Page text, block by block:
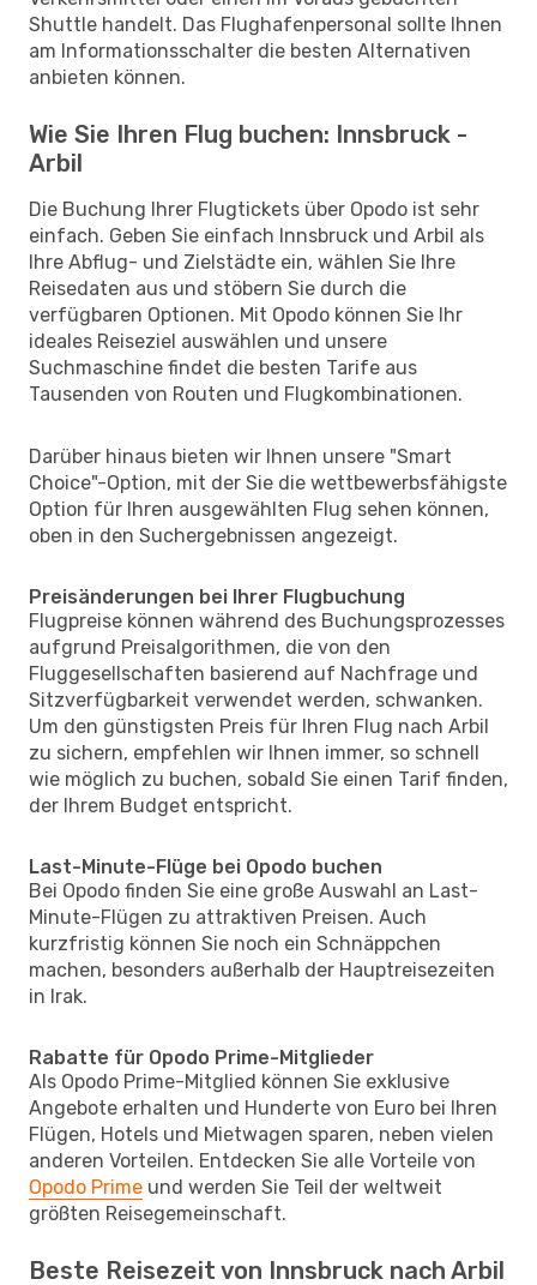
Shuttle handelt. Das Flughafenpersonal sollte Ihnen
am Informationsschalter die besten Alternativen
anbieten können.
Wie Sie Ihren Flug buchen: Innsbruck -
Arbil
Die Buchung Ihrer Flugtickets über Opodo ist sehr
einfach. Geben Sie einfach Innsbruck und Arbil als
Ihre Abflug- und Zielstädte ein, wählen Sie Ihre
Reisedaten aus und stöbern Sie durch die
verfügbaren Optionen. Mit Opodo können Sie Ihr
ideales Reiseziel auswählen und unsere
Suchmaschine findet die besten Tarife aus
Tausenden von Routen und Flugkombinationen.
Darüber hinaus bieten wir Ihnen unsere "Smart
Choice"-Option, mit der Sie die wettbewerbsfähigste
Option für Ihren ausgewählten Flug sehen können,
oben in den Suchergebnissen angezeigt.
Preisänderungen bei Ihrer Flugbuchung
Flugpreise können während des Buchungsprozesses
aufgrund Preisalgorithmen, die von den
Fluggesellschaften basierend auf Nachfrage und
Sitzverfügbarkeit verwendet werden, schwanken.
Um den günstigsten Preis für Ihren Flug nach Arbil
zu sichern, empfehlen wir Ihnen immer, so schnell
wie möglich zu buchen, sobald Sie einen Tarif finden,
der Ihrem Budget entspricht.
Last-Minute-Flüge bei Opodo buchen
Bei Opodo finden Sie eine große Auswahl an Last-
Minute-Flügen zu attraktiven Preisen. Auch
kurzfristig können Sie noch ein Schnäppchen
machen, besonders außerhalb der Hauptreisezeiten
in Irak.
Rabatte für Opodo Prime-Mitglieder
Als Opodo Prime-Mitglied können Sie exklusive
Angebote erhalten und Hunderte von Euro bei Ihren
Flügen, Hotels und Mietwagen sparen, neben vielen
anderen Vorteilen. Entdecken Sie alle Vorteile von
Opodo Prime und werden Sie Teil der weltweit
größten Reisegemeinschaft.
Beste Reisezeit von Innsbruck nach Arbil